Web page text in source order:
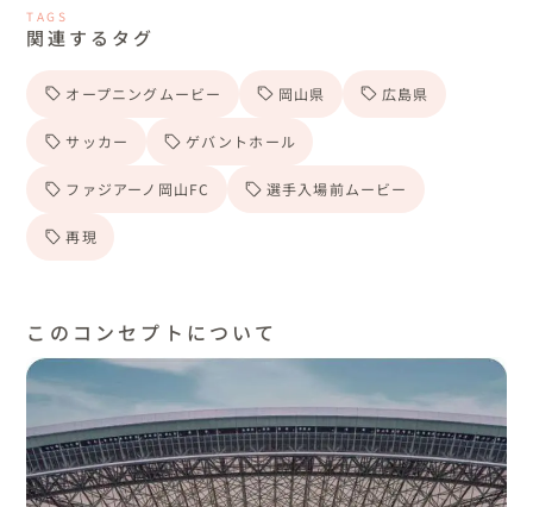
TAGS
関連するタグ
オープニングムービー 岡山県 広島県
サッカー ゲバントホール
ファジアーノ岡山FC 選手入場前ムービー
再現
このコンセプトについて